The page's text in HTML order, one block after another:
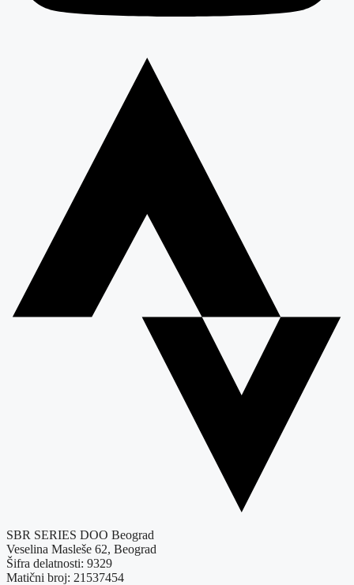
SBR SERIES DOO Beograd
Veselina Masleše 62, Beograd
Šifra delatnosti: 9329
Matični broj: 21537454